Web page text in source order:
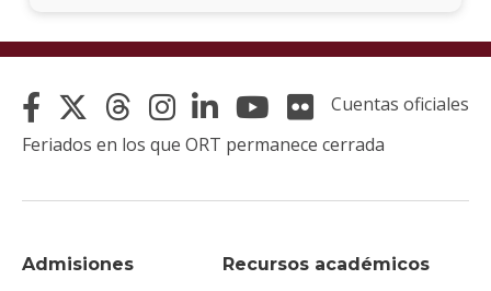
Admisiones Recursos académicos
Cuentas oficiales
Feriados en los que ORT permanece cerrada